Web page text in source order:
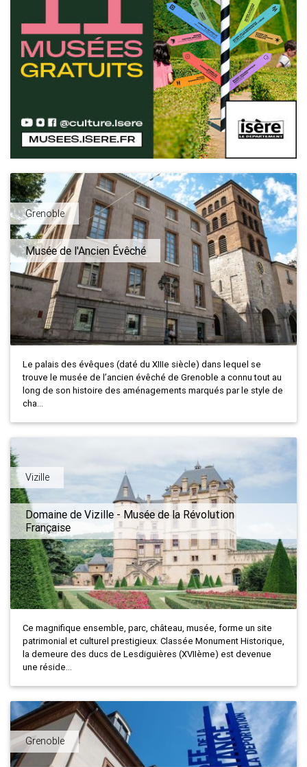
Grenoble
Musée de l'Ancien Évêché
Le palais des évêques (daté du XIIIe siècle) dans lequel se
trouve le musée de l’ancien évêché de Grenoble a connu tout au
long de son histoire des aménagements marqués par le style de
cha...
Vizille
Domaine de Vizille - Musée de la Révolution
Française
Ce magnifique ensemble, parc, château, musée, forme un site
patrimonial et culturel prestigieux. Classée Monument Historique,
la demeure des ducs de Lesdiguières (XVIIème) est devenue
une réside...
Grenoble